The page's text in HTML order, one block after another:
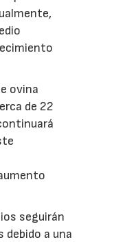
ovina
de 22
seguirán
a una